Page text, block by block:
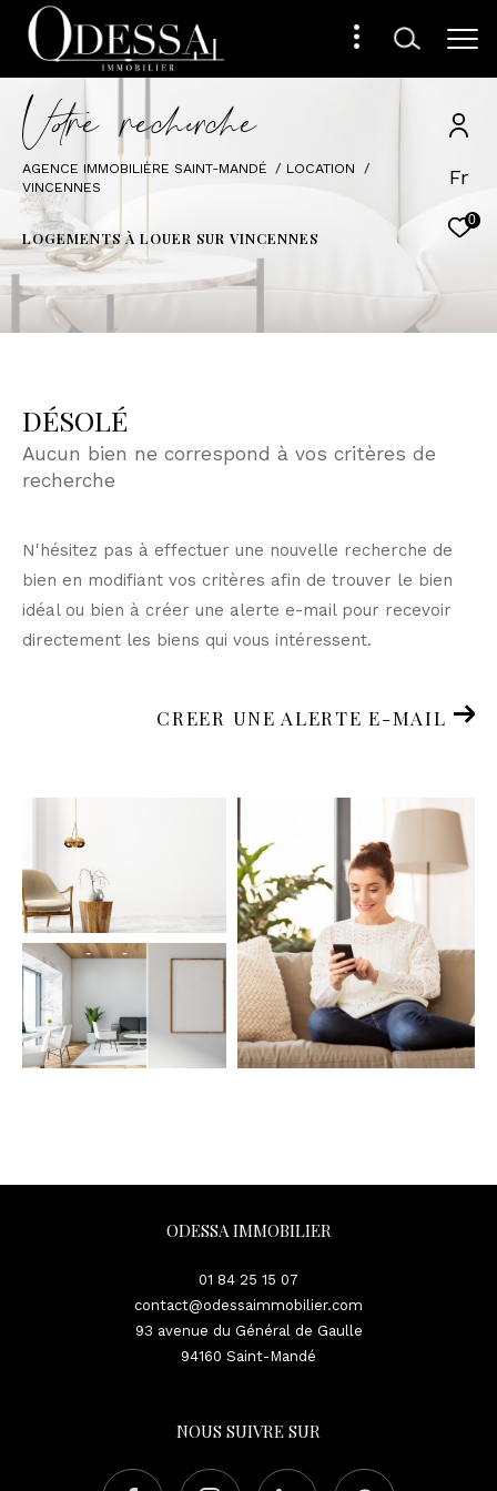
Fr
0
Vore recece
AGENCE IMMOBILIÈRE SAINT-MANDÉ
LOCATION
VINCENNES
LOGEMENTS À LOUER SUR VINCENNES
DÉSOLÉ
Aucun bien ne correspond à vos critères de
recherche
N'hésitez pas à effectuer une nouvelle recherche de
bien en modifiant vos critères afin de trouver le bien
idéal ou bien à créer une alerte e-mail pour recevoir
directement les biens qui vous intéressent.
CREER UNE ALERTE E-MAIL
ODESSA IMMOBILIER
01 84 25 15 07
contact@odessaimmobilier.com
93 avenue du Général de Gaulle
94160
Saint-Mandé
NOUS SUIVRE SUR